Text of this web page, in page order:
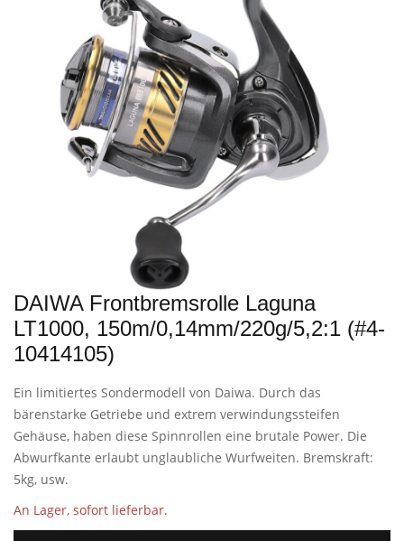
DAIWA Frontbremsrolle Laguna
LT1000, 150m/0,14mm/220g/5,2:1 (#4-
10414105)
Ein limitiertes Sondermodell von Daiwa. Durch das
bärenstarke Getriebe und extrem verwindungssteifen
Gehäuse, haben diese Spinnrollen eine brutale Power. Die
Abwurfkante erlaubt unglaubliche Wurfweiten. Bremskraft:
5kg, usw.
An Lager, sofort lieferbar.